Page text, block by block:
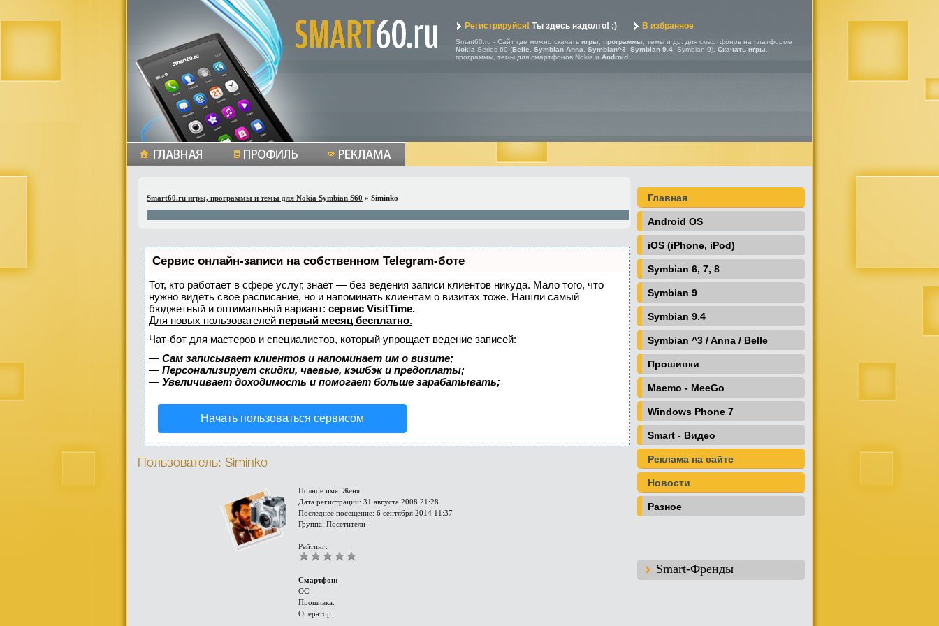
Регистрируйся! Ты здесь надолго! :) В избранное
Smart60.ru - Сайт где можно скачать игры программы , темы и др. для смартфонов на платформе
Nokia Series 60 (Belle Symbian Anna Symbian^3 Symbian 9.4 , Symbian 9). Скачать игры
программы, темы для смартфонов Nokia и Android
Smart60.ru игры, программы и темы для Nokia Symbian S60 » Siminko
Сервис онлайн-записи на собственном Telegram-боте
Тот, кто работает в сфере услуг, знает — без ведения записи клиентов никуда. Мало того, что
нужно видеть свое расписание, но и напоминать клиентам о визитах тоже. Нашли самый
бюджетный и оптимальный вариант: сервис VisitTime.
Для новых пользователей первый месяц бесплатно.
Чат-бот для мастеров и специалистов, который упрощает ведение записей:
— Сам записывает клиентов и напоминает им о визите;
— Персонализирует скидки, чаевые, кэшбэк и предоплаты;
— Увеличивает доходимость и помогает больше зарабатывать;
Начать пользоваться сервисом
Пользователь: Siminko
Полное имя: Женя
Дата регистрации: 31 августа 2008 21:28
Последнее посещение: 6 сентября 2014 11:37
Группа: Посетители
Рейтинг:
Смартфон:
ОС:
Прошивка:
Оператор:
Главная
Android OS
iOS (iPhone, iPod)
Symbian 6, 7, 8
Symbian 9
Symbian 9.4
Symbian ^3 / Anna / Belle
Прошивки
Maemo - MeeGo
Windows Phone 7
Smart - Видео
Реклама на сайте
Новости
Разное
Smart-Френды